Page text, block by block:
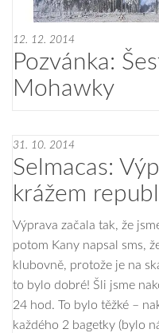
12. 12. 2014
Pozvánka:
Mohawky
31. 10. 2014
Selmacas:
krážem
Výprava začala tak, že
potom Kany napsal sms,
klubovně, protože je na
to bylo dobré! Šli jsme
24 hod. To bylo těžké –
každého 2 bagetky (bylo